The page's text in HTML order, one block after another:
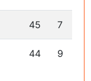
45 7
44 9